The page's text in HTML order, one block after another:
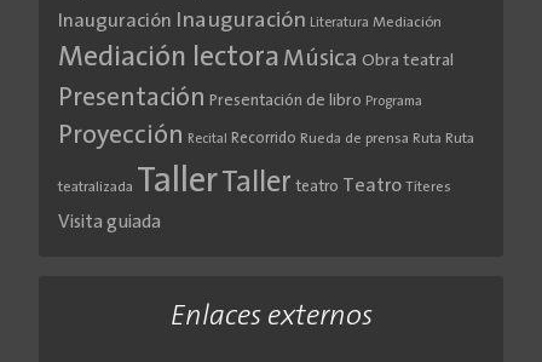
Inauguración Inauguración Literatura Mediación
Mediación lectora Música Obra teatral
Presentación Presentación de libro Programa
Proyección Recital Recorrido Rueda de prensa Ruta Ruta
teatralizada Taller Taller teatro Teatro Títeres
Visita guiada
Enlaces externos